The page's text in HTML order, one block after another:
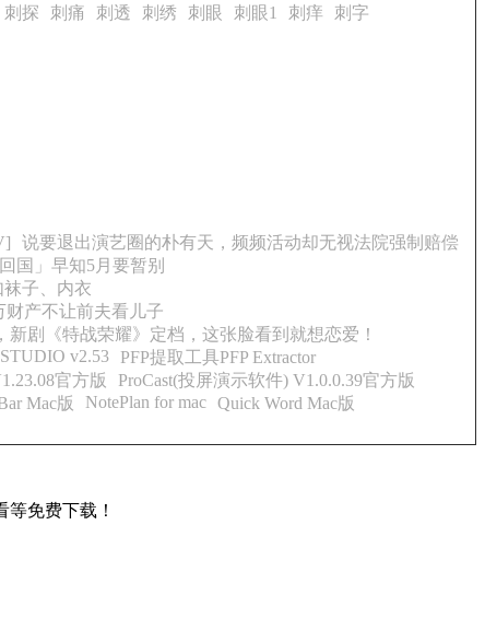
刺探 刺痛 刺透 刺绣 刺眼 刺眼1 刺痒
刺字
说要退出演艺圈的朴有天，频频活动却无视法院强制赔偿
国」早知5月要暂别
子、内衣
产不让前夫看儿子
新剧《特战荣耀》定档，这张脸看到就想恋爱！
v2.53
PFP提取工具PFP Extractor
官方版
ProCast(投屏演示软件) V1.0.0.39官方版
Mac版 NotePlan for mac Quick Word Mac版
免费下载！